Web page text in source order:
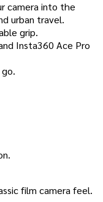
camera into the
urban travel.
grip.
Insta360 Ace Pro
film camera feel.